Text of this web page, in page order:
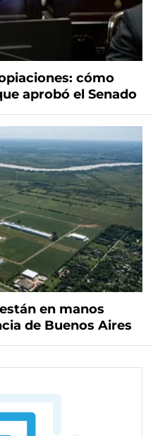
cómo
aprobó el Senado
en manos
de Buenos Aires